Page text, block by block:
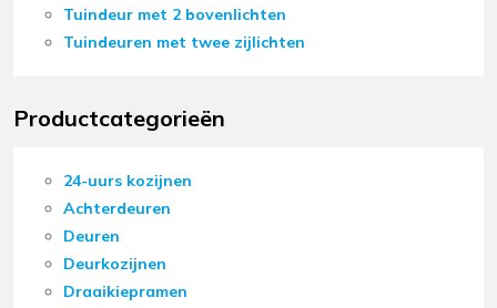
Tuindeur met 2 bovenlichten
Tuindeuren met twee zijlichten
Productcategorieën
24-uurs kozijnen
Achterdeuren
Deuren
Deurkozijnen
Draaikiepramen